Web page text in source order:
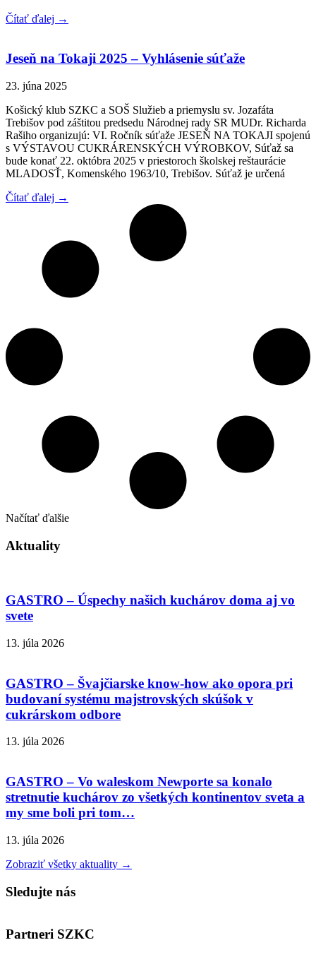
Čítať ďalej →
Jeseň na Tokaji 2025 – Vyhlásenie súťaže
23. júna 2025
Košický klub SZKC a SOŠ Služieb a priemyslu sv. Jozafáta
Trebišov pod záštitou predsedu Národnej rady SR MUDr. Richarda
Rašiho organizujú: VI. Ročník súťaže JESEŇ NA TOKAJI spojenú
s VÝSTAVOU CUKRÁRENSKÝCH VÝROBKOV, Súťaž sa
bude konať 22. októbra 2025 v priestoroch školskej reštaurácie
MLADOSŤ, Komenského 1963/10, Trebišov. Súťaž je určená
Čítať ďalej →
Načítať ďalšie
Aktuality
GASTRO – Úspechy našich kuchárov doma aj vo
svete
13. júla 2026
GASTRO – Švajčiarske know-how ako opora pri
budovaní systému majstrovských skúšok v
cukrárskom odbore
13. júla 2026
GASTRO – Vo waleskom Newporte sa konalo
stretnutie kuchárov zo všetkých kontinentov sveta a
my sme boli pri tom…
13. júla 2026
Zobraziť všetky aktuality →
Sledujte nás
Partneri SZKC